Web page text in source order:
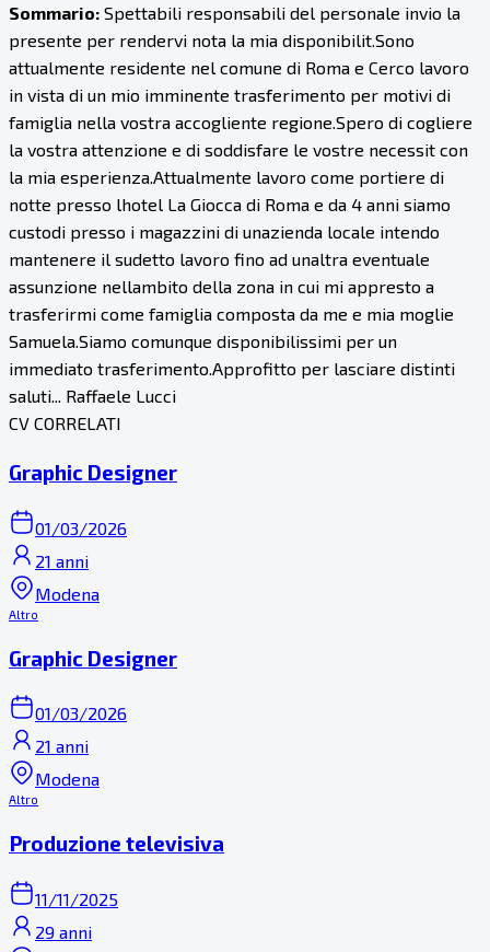
Sommario: Spettabili responsabili del personale invio la
presente per rendervi nota la mia disponibilit.Sono
attualmente residente nel comune di Roma e Cerco lavoro
in vista di un mio imminente trasferimento per motivi di
famiglia nella vostra accogliente regione.Spero di cogliere
la vostra attenzione e di soddisfare le vostre necessit con
la mia esperienza.Attualmente lavoro come portiere di
notte presso lhotel La Giocca di Roma e da 4 anni siamo
custodi presso i magazzini di unazienda locale intendo
mantenere il sudetto lavoro fino ad unaltra eventuale
assunzione nellambito della zona in cui mi appresto a
trasferirmi come famiglia composta da me e mia moglie
Samuela.Siamo comunque disponibilissimi per un
immediato trasferimento.Approfitto per lasciare distinti
saluti... Raffaele Lucci
CV CORRELATI
Graphic Designer
01/03/2026
21 anni
Modena
Altro
Graphic Designer
01/03/2026
21 anni
Modena
Altro
Produzione televisiva
11/11/2025
29 anni